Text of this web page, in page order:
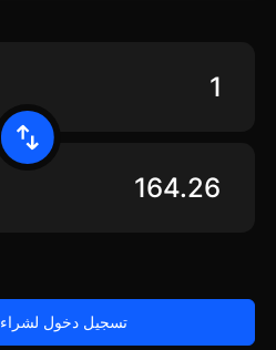
تسجيل دخول لشراء RE7FRAX